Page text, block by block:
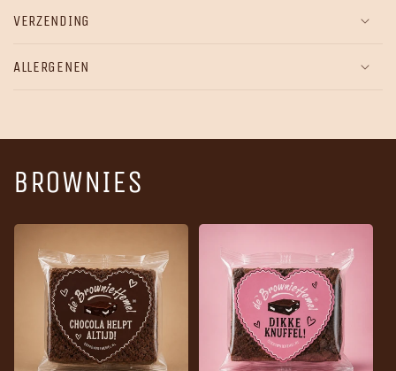
VERZENDING
ALLERGENEN
BROWNIES